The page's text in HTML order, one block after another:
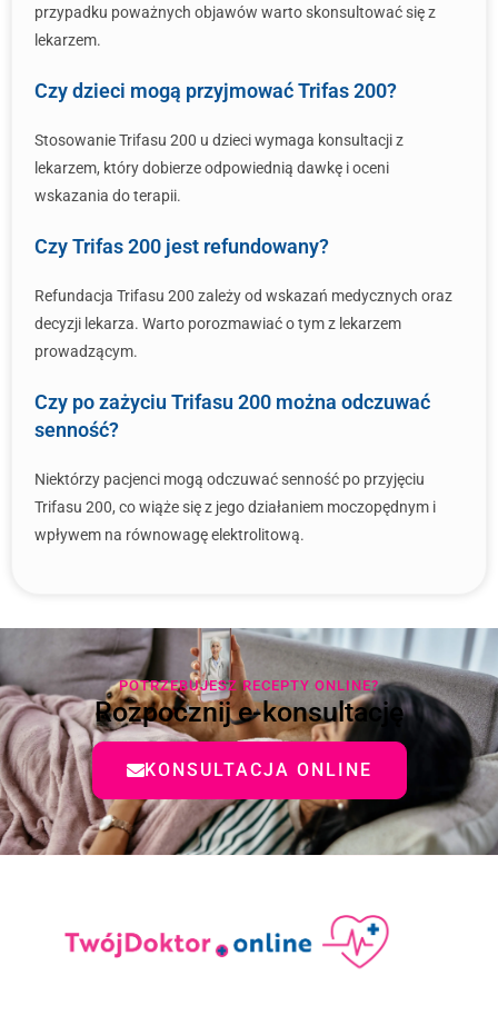
przypadku poważnych objawów warto skonsultować się z
lekarzem.
Czy dzieci mogą przyjmować Trifas 200?
Stosowanie Trifasu 200 u dzieci wymaga konsultacji z
lekarzem, który dobierze odpowiednią dawkę i oceni
wskazania do terapii.
Czy Trifas 200 jest refundowany?
Refundacja Trifasu 200 zależy od wskazań medycznych oraz
decyzji lekarza. Warto porozmawiać o tym z lekarzem
prowadzącym.
Czy po zażyciu Trifasu 200 można odczuwać
senność?
Niektórzy pacjenci mogą odczuwać senność po przyjęciu
Trifasu 200, co wiąże się z jego działaniem moczopędnym i
wpływem na równowagę elektrolitową.
POTRZEBUJESZ RECEPTY ONLINE?
Rozpocznij e-konsultację
KONSULTACJA ONLINE